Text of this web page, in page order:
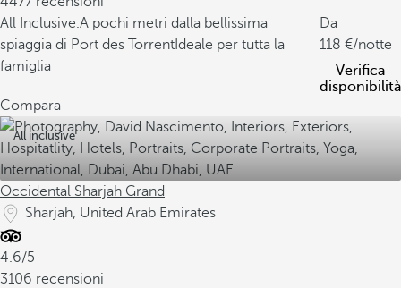
All Inclusive.A pochi metri dalla bellissima
spiaggia di Port des Torrent Ideale per tutta la
famiglia
Da
118
/notte
Verifica
disponibilità
Compara
All inclusive
Occidental Sharjah Grand
Sharjah, United Arab Emirates
4.6/5
3106 recensioni